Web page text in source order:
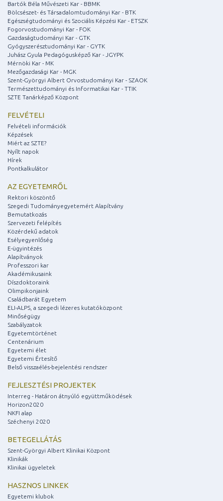
Bartók Béla Művészeti Kar - BBMK
Bölcsészet- és Társadalomtudományi Kar - BTK
Egészségtudományi és Szociális Képzési Kar - ETSZK
Fogorvostudományi Kar - FOK
Gazdaságtudományi Kar - GTK
Gyógyszerésztudományi Kar - GYTK
Juhász Gyula Pedagógusképző Kar - JGYPK
Mérnöki Kar - MK
Mezőgazdasági Kar - MGK
Szent-Györgyi Albert Orvostudományi Kar - SZAOK
Természettudományi és Informatikai Kar - TTIK
SZTE Tanárképző Központ
FELVÉTELI
Felvételi információk
Képzések
Miért az SZTE?
Nyílt napok
Hírek
Pontkalkulátor
AZ EGYETEMRŐL
Rektori köszöntő
Szegedi Tudományegyetemért Alapítvány
Bemutatkozás
Szervezeti felépítés
Közérdekű adatok
Esélyegyenlőség
E-ügyintézés
Alapítványok
Professzori kar
Akadémikusaink
Díszdoktoraink
Olimpikonjaink
Családbarát Egyetem
ELI-ALPS, a szegedi lézeres kutatóközpont
Minőségügy
Szabályzatok
Egyetemtörténet
Centenárium
Egyetemi élet
Egyetemi Értesítő
Belső visszaélés-bejelentési rendszer
FEJLESZTÉSI PROJEKTEK
Interreg - Határon átnyúló együttműködések
Horizon2020
NKFI alap
Széchenyi 2020
BETEGELLÁTÁS
Szent-Györgyi Albert Klinikai Központ
Klinikák
Klinikai ügyeletek
HASZNOS LINKEK
Egyetemi klubok